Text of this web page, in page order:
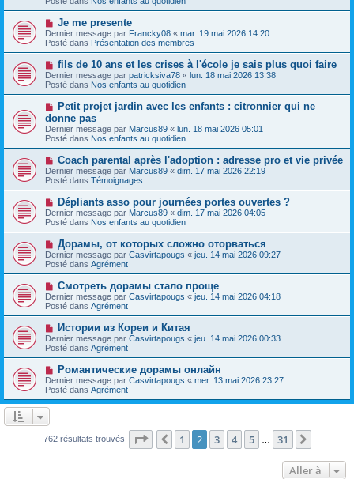
g
e
e
a
u
m
e
s
s
a
g
e
N
o
u
v
e
a
u
m
e
s
a
g
e
Je me presente
Dernier message par Francky08 « mar. 19 mai 2026 14:20
Posté dans Présentation des membres
N
o
u
v
e
a
u
m
e
s
s
g
e
fils de 10 ans et les crises à l'école je sais plus quoi faire
Dernier message par patricksiva78 « lun. 18 mai 2026 13:38
Posté dans Nos enfants au quotidien
N
u
v
e
a
u
m
e
s
s
a
g
e
Petit projet jardin avec les enfants : citronnier qui ne
donne pas
Dernier message par Marcus89 « lun. 18 mai 2026 05:01
Posté dans Nos enfants au quotidien
N
o
u
v
e
a
u
m
e
s
s
a
g
e
Coach parental après l'adoption : adresse pro et vie privée
Dernier message par Marcus89 « dim. 17 mai 2026 22:19
Posté dans Témoignages
N
o
u
v
a
u
m
e
s
s
a
g
e
Dépliants asso pour journées portes ouvertes ?
Dernier message par Marcus89 « dim. 17 mai 2026 04:05
Posté dans Nos enfants au quotidien
N
o
u
v
a
u
m
e
s
a
g
e
Дорамы, от которых сложно оторваться
Dernier message par Casvirtapougs « jeu. 14 mai 2026 09:27
Posté dans Agrément
N
o
u
v
e
a
u
m
e
s
a
g
e
Смотреть дорамы стало проще
Dernier message par Casvirtapougs « jeu. 14 mai 2026 04:18
Posté dans Agrément
N
o
u
v
e
a
u
m
e
g
Истории из Кореи и Китая
Dernier message par Casvirtapougs « jeu. 14 mai 2026 00:33
Posté dans Agrément
N
o
u
v
e
m
e
Романтические дорамы онлайн
Dernier message par Casvirtapougs « mer. 13 mai 2026 23:27
Posté dans Agrément
762 résultats trouvés Page sur31
Précédente
1 2 3 4 5 31
Aller à